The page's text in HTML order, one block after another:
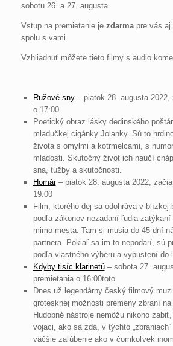
sobotu 26. a 27. augusta.
Vstup na premietanie je zdarmapre vás aj
spolu s vami.
Vzhliadnuť môžete tieto filmy s audio
Ružové sny– piatok 28. augusta 2022,
o 17:00
Poetický obraz lásky dedinského
mladučkej cigánky Jolanky. Sú to
života s omylmi a kotrmelcami, s
mladosti. Skutočný život ich naučí
sna, túžby a skutočnosti.
Homár– piatok 28. augusta 2022,
19:00
Film, ktorého dej sa odohráva v blízkej
podľa zákonov nezadaní ľudia
mimo mesta. Tam si musia do 45 dní
partnera. Pokiaľ sa im to nepodarí, sú
podľa vlastného výberu a vypustení do
Kdyby tisíc klarinetú– sobota 27.
premietania o 16:00toto
Dnes už legendárny český filmový
grotesknej možnosti premeny zbraní na
Hudobné nástroje nemôžu nikoho
vojaci, ako sa zdá, v týchto
väčšie zaľúbenie ako v čomkoľvek